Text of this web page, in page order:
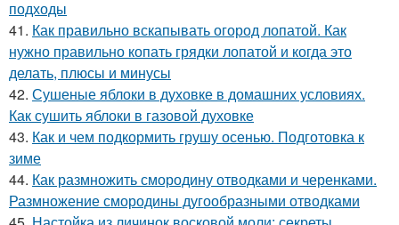
подходы
41. Как правильно вскапывать огород лопатой. Как
нужно правильно копать грядки лопатой и когда это
делать, плюсы и минусы
42. Сушеные яблоки в духовке в домашних условиях.
Как сушить яблоки в газовой духовке
43. Как и чем подкормить грушу осенью. Подготовка к
зиме
44. Как размножить смородину отводками и черенками.
Размножение смородины дугообразными отводками